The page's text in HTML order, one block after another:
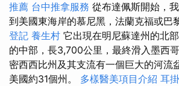
推薦 台中推拿服務 從布達佩斯開始，
到美國東海岸的慕尼黑，法蘭克福或巴
登記 養生村 它出現在明尼蘇達州的北
的中部，長3,700公里，最終滑入墨西
密西西比州及其支流有一個巨大的河流
美國約31個州。 多樣醫美項目介紹 耳